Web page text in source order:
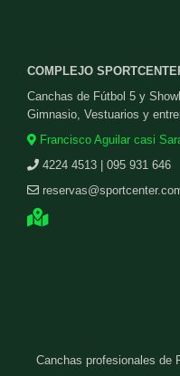
COMPLEJO
Canchas de Fútbol 5 y
Gimnasio, Vestuarios y
Francisco Aguilar casi
4224 4513 | 095 931 646
Canchas profesionales de